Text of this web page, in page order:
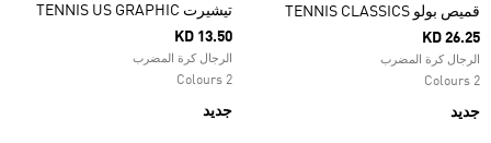
قميص بولو TENNIS CLASSICS
KD 26.25
الرجال كرة المضرب
2 Colours
جديد
تيشيرت TENNIS US GRAPHIC
KD 13.50
الرجال كرة المضرب
2 Colours
جديد